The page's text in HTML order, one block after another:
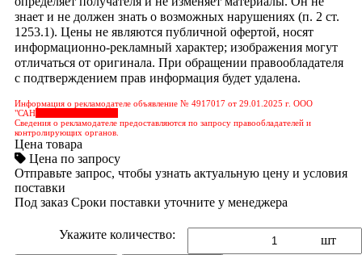
знает и не должен знать о возможных нарушениях (п. 2 ст.
1253.1). Цены не являются публичной офертой, носят
информационно-рекламный характер; изображения могут
отличаться от оригинала. При обращении правообладателя
с подтверждением прав информация будет удалена.
Информация о рекламодателе объявление № 4917017 от 29.01.2025 г. ООО
"САН
Сведения о рекламодателе предоставляются по запросу правообладателей и
контролирующих органов.
Цена товара
Цена по запросу
Отправьте запрос, чтобы узнать актуальную цену и условия
поставки
Под заказ Сроки поставки уточните у менеджера
Укажите количество: шт